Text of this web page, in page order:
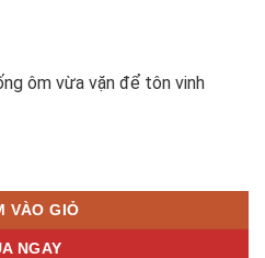
ôm vừa vặn để tôn vinh
số lượng
VÀO GIỎ
NGAY